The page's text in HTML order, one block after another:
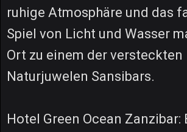
ruhige Atmosphäre und das
Spiel von Licht und Wasser
Ort zu einem der versteckten
Naturjuwelen Sansibars.
Hotel Green Ocean Zanzibar: